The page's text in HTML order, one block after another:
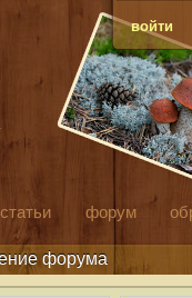
войти
статьи форум
форума